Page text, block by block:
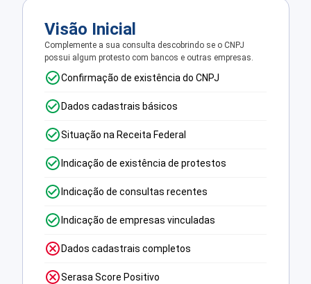
Visão Inicial
Complemente a sua consulta descobrindo se o CNPJ
possui algum protesto com bancos e outras empresas.
Confirmação de existência do CNPJ
Dados cadastrais básicos
Situação na Receita Federal
Indicação de existência de protestos
Indicação de consultas recentes
Indicação de empresas vinculadas
Dados cadastrais completos
Serasa Score Positivo